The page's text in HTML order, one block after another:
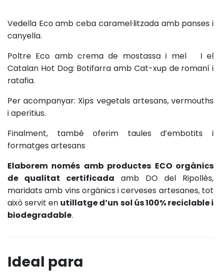
Vedella Eco amb ceba caramel·litzada amb panses i
canyella.
Poltre Eco amb crema de mostassa i mel I el
Catalan Hot Dog: Botifarra amb Cat-xup de romaní i
ratafia.
Per acompanyar: Xips vegetals artesans, vermouths
i aperitius.
Finalment, també oferim taules d’embotits i
formatges artesans
Elaborem només amb productes ECO orgànics
de qualitat certificada amb DO del Ripollès,
maridats amb vins orgànics i cerveses artesanes, tot
això servit en utillatge d’un sol ús 100% reciclable i
biodegradable.
Ideal para